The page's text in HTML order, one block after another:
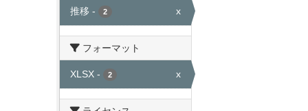
推移 - 2 x
フォーマット
XLSX - 2 x